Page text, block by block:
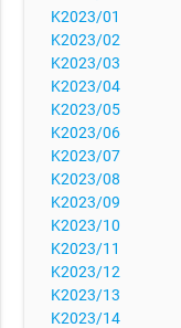
K2023/01
K2023/02
K2023/03
K2023/04
K2023/05
K2023/06
K2023/07
K2023/08
K2023/09
K2023/10
K2023/11
K2023/12
K2023/13
K2023/14